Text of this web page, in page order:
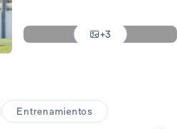
+3
Entrenamientos